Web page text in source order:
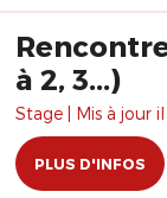
à 2, 3...)
Stage | Mis à jour
PLUS D'INFOS